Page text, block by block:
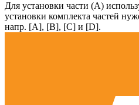
Для установки части (А)
установки комплекта частей
напр. [А], [B], [С] и [D].